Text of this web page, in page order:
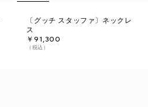
〔グッチ スタッファ〕ネックレ
ス
￥91,300
（税込）